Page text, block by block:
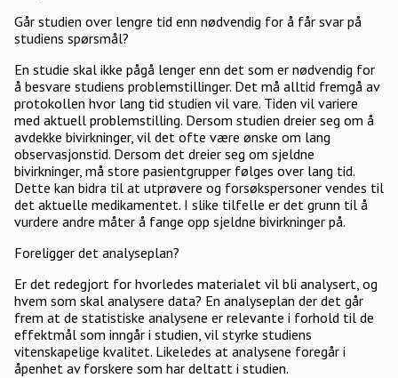
Går studien over lengre tid enn nødvendig for å får svar på
studiens spørsmål?
En studie skal ikke pågå lenger enn det som er nødvendig for
å besvare studiens problemstillinger. Det må alltid fremgå av
protokollen hvor lang tid studien vil vare. Tiden vil variere
med aktuell problemstilling. Dersom studien dreier seg om å
avdekke bivirkninger, vil det ofte være ønske om lang
observasjonstid. Dersom det dreier seg om sjeldne
bivirkninger, må store pasientgrupper følges over lang tid.
Dette kan bidra til at utprøvere og forsøkspersoner vendes til
det aktuelle medikamentet. I slike tilfelle er det grunn til å
vurdere andre måter å fange opp sjeldne bivirkninger på.
Foreligger det analyseplan?
Er det redegjort for hvorledes materialet vil bli analysert, og
hvem som skal analysere data? En analyseplan der det går
frem at de statistiske analysene er relevante i forhold til de
effektmål som inngår i studien, vil styrke studiens
vitenskapelige kvalitet. Likeledes at analysene foregår i
åpenhet av forskere som har deltatt i studien.